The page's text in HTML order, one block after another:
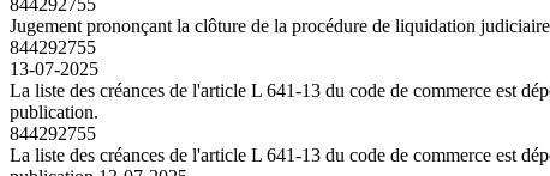
Jugement prononçant la clôture de la procédure de liquidation
844292755
13-07-2025
La liste des créances de l'article L 641-13 du code de commerce est
publication.
844292755
La liste des créances de l'article L 641-13 du code de commerce est